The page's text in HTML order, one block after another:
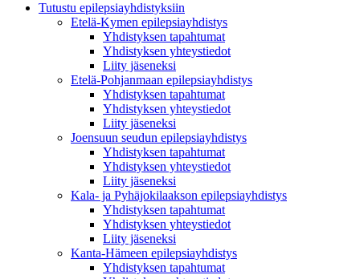
Tutustu epilepsiayhdistyksiin
Etelä-Kymen epilepsiayhdistys
Yhdistyksen tapahtumat
Yhdistyksen yhteystiedot
Liity jäseneksi
Etelä-Pohjanmaan epilepsiayhdistys
Yhdistyksen tapahtumat
Yhdistyksen yhteystiedot
Liity jäseneksi
Joensuun seudun epilepsiayhdistys
Yhdistyksen tapahtumat
Yhdistyksen yhteystiedot
Liity jäseneksi
Kala- ja Pyhäjokilaakson epilepsiayhdistys
Yhdistyksen tapahtumat
Yhdistyksen yhteystiedot
Liity jäseneksi
Kanta-Hämeen epilepsiayhdistys
Yhdistyksen tapahtumat